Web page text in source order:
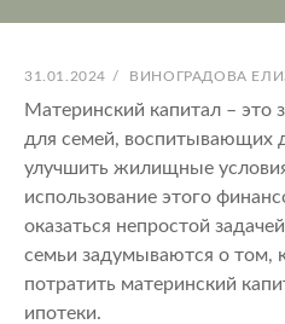
ОПУБЛИКОВАНО
31.01.2024 / АВТОР:
ВИНОГРАДОВА
Материнский капитал – это
для семей, воспитывающих
улучшить жилищные
использование этого
оказаться непростой
семьи задумываются о том,
потратить материнский
ипотеки.